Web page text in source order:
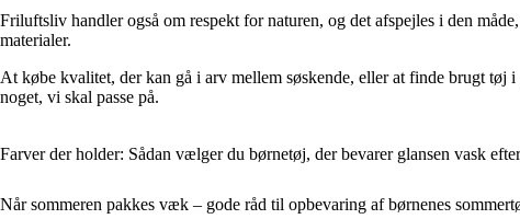
Friluftsliv handler også om respekt for naturen, og det afspejles i den
materialer.
At købe kvalitet, der kan gå i arv mellem søskende, eller at finde brugt
noget, vi skal passe på.
Farver der holder: Sådan vælger du børnetøj, der bevarer glansen vask
Når sommeren pakkes væk – gode råd til opbevaring af børnenes